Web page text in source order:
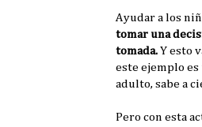
Ayudar a los
tomar una
tomada. Y esto
este ejemplo
adulto, sabe a
Pero con esta